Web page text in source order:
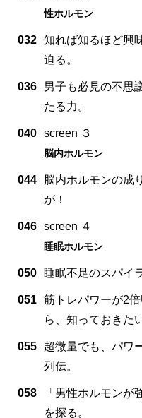
性ホルモン
032 知れば知るほど興
迫る。
036
男子も必見の不思
たる力。
040 screen ３
脳内ホルモン
044
脳内ホルモンの成
が！
046 screen ４
睡眠ホルモン
050 睡眠不足のスパイ
051 筋トレパワーが2
ら、知っておきた
055
超微量でも、パワ
列伝。
058
「男性ホルモンが
を探る。